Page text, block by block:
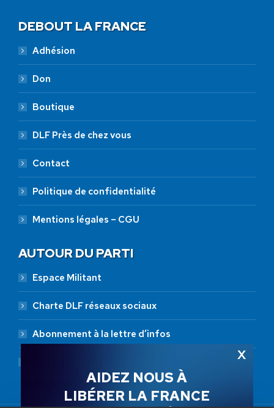
DEBOUT LA FRANCE
Adhésion
Don
Boutique
DLF Près de chez vous
Contact
Politique de confidentialité
Mentions légales – CGU
AUTOUR DU PARTI
Espace Militant
Charte DLF réseaux sociaux
Abonnement à la lettre d’infos
AIDEZ NOUS À
LIBÉRER LA FRANCE